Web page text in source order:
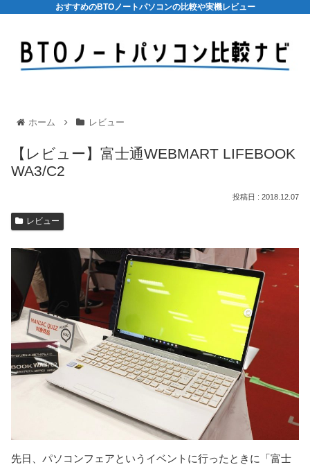
おすすめのBTOノートパソコンの比較や実機レビュー
ホーム レビュー
【レビュー】富士通WEBMART LIFEBOOK
WA3/C2
2018.12.07
レビュー
先日、パソコンフェアというイベントに行ったときに「富士